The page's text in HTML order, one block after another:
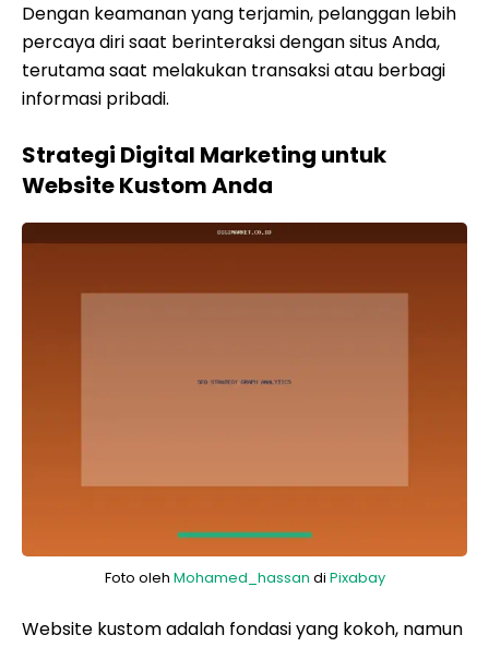
Dengan keamanan yang terjamin, pelanggan lebih
percaya diri saat berinteraksi dengan situs Anda,
terutama saat melakukan transaksi atau berbagi
informasi pribadi.
Strategi Digital Marketing untuk
Website Kustom Anda
Foto oleh Mohamed_hassan di Pixabay
Website kustom adalah fondasi yang kokoh, namun